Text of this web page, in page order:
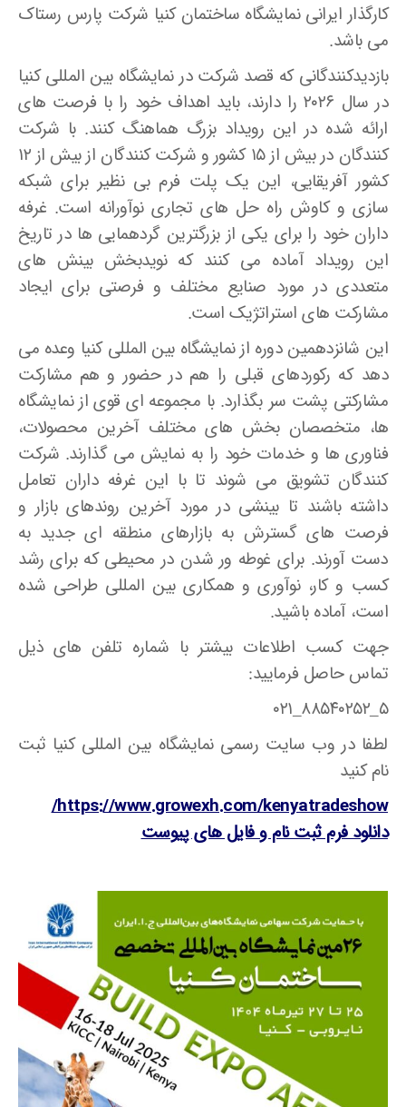
کارگذار ایرانی نمایشگاه ساختمان کنیا شرکت پارس رستاک
می باشد.
بازدیدکنندگانی که قصد شرکت در نمایشگاه بین المللی کنیا
در سال ۲۰۲۶ را دارند، باید اهداف خود را با فرصت های
ارائه شده در این رویداد بزرگ هماهنگ کنند. با شرکت
کنندگان در بیش از ۱۵ کشور و شرکت کنندگان از بیش از ۱۲
کشور آفریقایی، این یک پلت فرم بی نظیر برای شبکه
سازی و کاوش راه حل های تجاری نوآورانه است. غرفه
داران خود را برای یکی از بزرگترین گردهمایی ها در تاریخ
این رویداد آماده می کنند که نویدبخش بینش های
متعددی در مورد صنایع مختلف و فرصتی برای ایجاد
مشارکت های استراتژیک است.
این شانزدهمین دوره از نمایشگاه بین المللی کنیا وعده می
دهد که رکوردهای قبلی را هم در حضور و هم مشارکت
مشارکتی پشت سر بگذارد. با مجموعه ای قوی از نمایشگاه
ها، متخصصان بخش های مختلف آخرین محصولات،
فناوری ها و خدمات خود را به نمایش می گذارند. شرکت
کنندگان تشویق می شوند تا با این غرفه داران تعامل
داشته باشند تا بینشی در مورد آخرین روندهای بازار و
فرصت های گسترش به بازارهای منطقه ای جدید به
دست آورند. برای غوطه ور شدن در محیطی که برای رشد
کسب و کار، نوآوری و همکاری بین المللی طراحی شده
است، آماده باشید.
جهت کسب اطلاعات بیشتر با شماره تلفن های ذیل
تماس حاصل فرمایید:
۵_۸۸۵۴۰۲۵۲_۰۲۱
لطفا در وب سایت رسمی نمایشگاه بین المللی کنیا ثبت
نام کنید
https://www.growexh.com/kenyatradeshow/
دانلود فرم ثبت نام و فایل های پیوست